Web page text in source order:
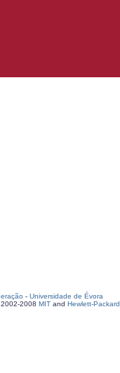
- Universidade de Évora
2008 MIT and Hewlett-Packard